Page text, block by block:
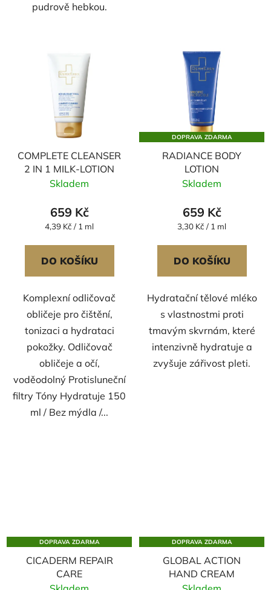
pudrově hebkou.
COMPLETE CLEANSER
2 IN 1 MILK-LOTION
Skladem
659 Kč
Měrná
4,39 Kč / 1 ml
DO KOŠÍKU
Komplexní odličovač
obličeje pro čištění,
tonizaci a hydrataci
pokožky. Odličovač
obličeje a očí,
voděodolný Protisluneční
filtry Tóny Hydratuje 150
ml / Bez mýdla /...
DOPRAVA ZDARMA
RADIANCE BODY
LOTION
Skladem
659 Kč
Měrná
3,30 Kč / 1 ml
DO KOŠÍKU
Hydratační tělové mléko
s vlastnostmi proti
tmavým skvrnám, které
intenzivně hydratuje a
zvyšuje zářivost pleti.
DOPRAVA ZDARMA
CICADERM REPAIR
CARE
DOPRAVA ZDARMA
GLOBAL ACTION
HAND CREAM